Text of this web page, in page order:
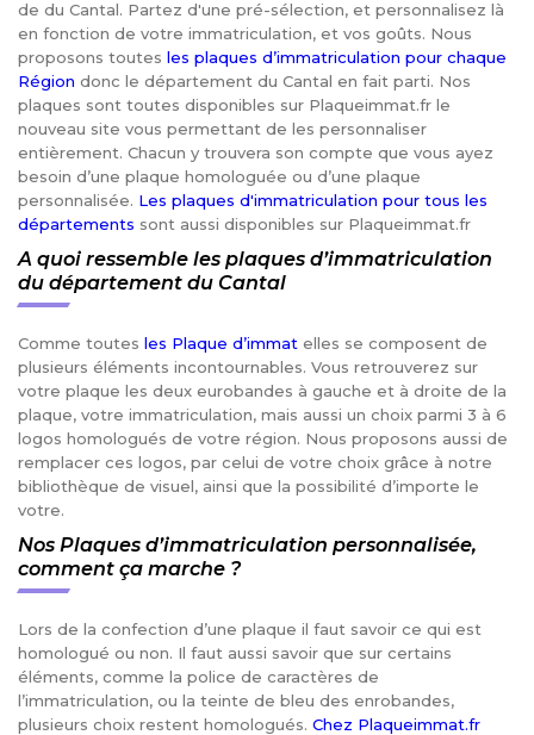
de du Cantal. Partez d'une pré-sélection, et personnalisez là
en fonction de votre immatriculation, et vos goûts. Nous
proposons toutes les plaques d’immatriculation pour chaque
Région donc le département du Cantal en fait parti. Nos
plaques sont toutes disponibles sur Plaqueimmat.fr le
nouveau site vous permettant de les personnaliser
entièrement. Chacun y trouvera son compte que vous ayez
besoin d’une plaque homologuée ou d’une plaque
personnalisée. Les plaques d'immatriculation pour tous les
départements sont aussi disponibles sur Plaqueimmat.fr
A quoi ressemble les plaques d’immatriculation
du département du Cantal
Comme toutes les Plaque d’immat elles se composent de
plusieurs éléments incontournables. Vous retrouverez sur
votre plaque les deux eurobandes à gauche et à droite de la
plaque, votre immatriculation, mais aussi un choix parmi 3 à 6
logos homologués de votre région. Nous proposons aussi de
remplacer ces logos, par celui de votre choix grâce à notre
bibliothèque de visuel, ainsi que la possibilité d’importe le
votre.
Nos Plaques d’immatriculation personnalisée,
comment ça marche ?
Lors de la confection d’une plaque il faut savoir ce qui est
homologué ou non. Il faut aussi savoir que sur certains
éléments, comme la police de caractères de
l’immatriculation, ou la teinte de bleu des enrobandes,
plusieurs choix restent homologués. Chez Plaqueimmat.fr